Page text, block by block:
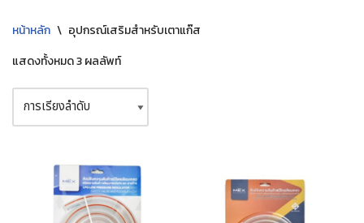
หน้าหลัก \ อุปกรณ์เสริมสำหรับเตาแก๊ส
แสดงทั้งหมด 3 ผลลัพท์